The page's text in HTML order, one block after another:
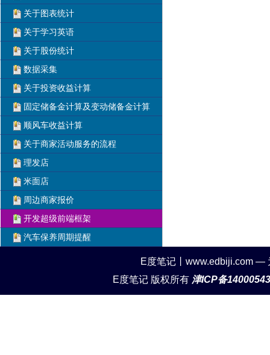
关于图表统计
关于学习英语
关于股份统计
数据采集
关于投资收益计算
固定储备金计算及变动储备金计算
顺风车收益计算
关于商家活动服务的流程
理发店
米面店
周边商家报价
开发超级前端框架
汽车保养周期提醒
E度笔记丨www.edbiji.com
E度笔记 版权所有 津ICP备